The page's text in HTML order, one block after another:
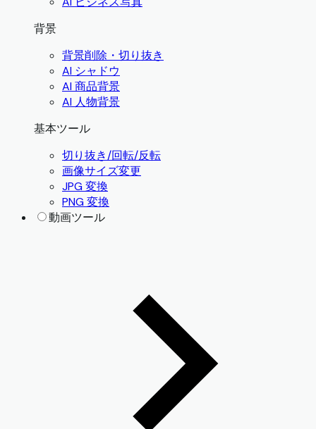
背景
背景削除・切り抜き
AI シャドウ
AI 商品背景
AI 人物背景
基本ツール
切り抜き/回転/反転
画像サイズ変更
JPG 変換
PNG 変換
動画ツール